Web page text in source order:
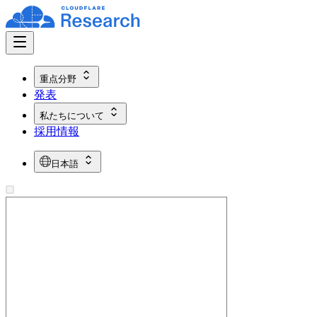
重点分野
発表
私たちについて
採用情報
日本語